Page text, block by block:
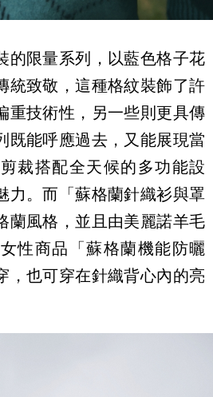
的限量系列，以藍色格子花
統致敬，這種格紋裝飾了許
重技術性，另一些則更具傳
既能呼應過去，又能展現當
裁搭配全天候的多功能設
力。而「蘇格蘭針織衫與罩
蘭風格，並且由美麗諾羊毛
性商品「蘇格蘭機能防曬
，也可穿在針織背心內的亮